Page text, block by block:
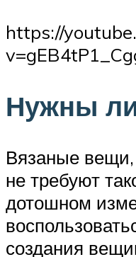
https://
Нужны
Вязаные вещи,
не требуют
дотошном
создания